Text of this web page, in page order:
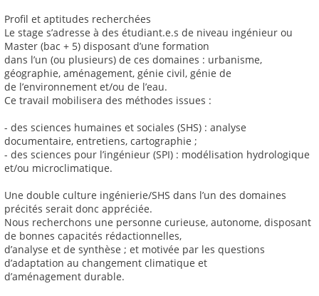
Profil et aptitudes recherchées
Le stage s’adresse à des étudiant.e.s de niveau ingénieur ou
Master (bac + 5) disposant d’une formation
dans l’un (ou plusieurs) de ces domaines : urbanisme,
géographie, aménagement, génie civil, génie de
de l’environnement et/ou de l’eau.
Ce travail mobilisera des méthodes issues :
- des sciences humaines et sociales (SHS) : analyse
documentaire, entretiens, cartographie ;
- des sciences pour l’ingénieur (SPI) : modélisation hydrologique
et/ou microclimatique.
Une double culture ingénierie/SHS dans l’un des domaines
précités serait donc appréciée.
Nous recherchons une personne curieuse, autonome, disposant
de bonnes capacités rédactionnelles,
d’analyse et de synthèse ; et motivée par les questions
d’adaptation au changement climatique et
d’aménagement durable.